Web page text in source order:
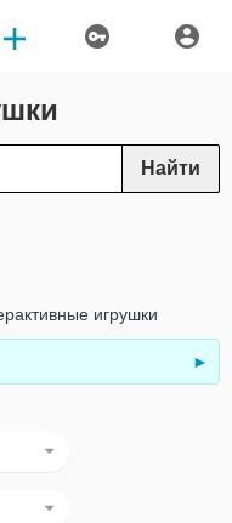
Найти
игрушки
►